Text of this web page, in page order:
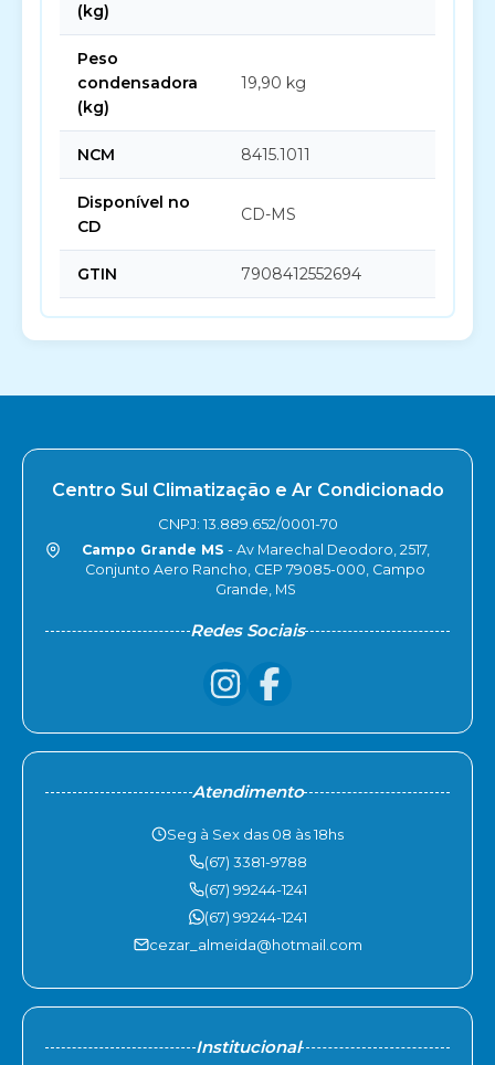
(kg)
Peso
condensadora
(kg)
19,90 kg
NCM 8415.1011
Disponível no
CD
CD-MS
GTIN 7908412552694
Centro Sul Climatização e Ar Condicionado
CNPJ: 13.889.652/0001-70
Campo Grande MS - Av Marechal Deodoro, 2517,
Conjunto Aero Rancho, CEP 79085-000, Campo
Grande, MS
Redes Sociais
Atendimento
Seg à Sex das 08 às 18hs
(67) 3381-9788
(67) 99244-1241
(67) 99244-1241
cezar_almeida@hotmail.com
Institucional